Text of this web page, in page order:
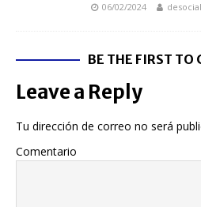
06/02/2024
BE THE FIRST TO
Leave a Reply
Tu dirección de correo no será
Comentario